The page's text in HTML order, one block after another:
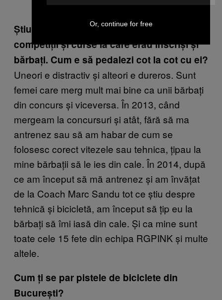
Știu că majoritatea ați participat la diverse
competiții și curse la care erau înscriși și
bărbați. Cum e să pedalezi cot la cot cu ei?
Uneori e distractiv și alteori e dureros. Sunt
femei care merg mult mai bine ca unii bărbați
din concurs și viceversa. În 2013, când
mergeam la concursuri și atât, fără să ma
antrenez sau să am habar de cum se
folosesc corect vitezele sau tehnica, țipau la
mine bărbații să le ies din cale. În 2014, după
ce am început să mă antrenez și am învățat
de la Coach Marc Sandu tot ce știu despre
tehnică și bicicletă, am început să țip eu la
bărbați să îmi iasă din cale. Și ca mine sunt
toate cele 15 fete din echipa RGPINK și multe
altele.
Cum ți se par pistele de biciclete din
București?
Or, continue for free